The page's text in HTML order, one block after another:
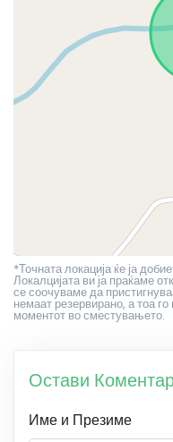
*Точната локација ќе ја
Локалцијата ви ја праќаме
се соочуваме да
немаат резервирано, а тоа
моментот во сместувањето.
Остави
Име и Презиме